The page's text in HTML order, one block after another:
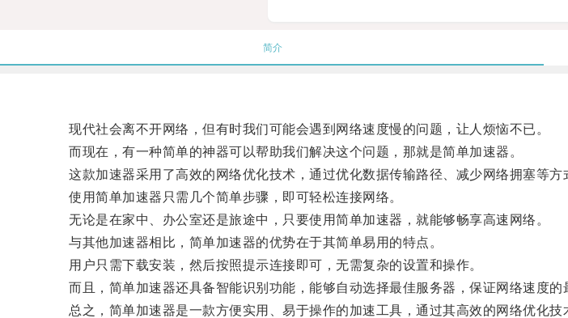
简介
现代社会离不开网络，但有时我们可能会遇到网络速度慢的问题，让人烦恼不已。
而现在，有一种简单的神器可以帮助我们解决这个问题，那就是简单加速器。
这款加速器采用了高效的网络优化技术，通过优化数据传输路径、减少网络拥塞等方
使用简单加速器只需几个简单步骤，即可轻松连接网络。
无论是在家中、办公室还是旅途中，只要使用简单加速器，就能够畅享高速网络。
与其他加速器相比，简单加速器的优势在于其简单易用的特点。
用户只需下载安装，然后按照提示连接即可，无需复杂的设置和操作。
而且，简单加速器还具备智能识别功能，能够自动选择最佳服务器，保证网络速度的
总之，简单加速器是一款方便实用、易于操作的加速工具，通过其高效的网络优化技